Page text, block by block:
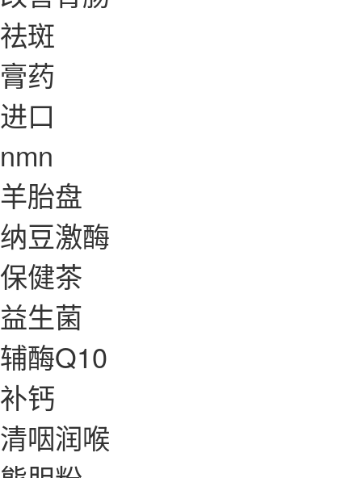
祛斑
膏药
进口
nmn
羊胎盘
纳豆激酶
保健茶
益生菌
辅酶Q10
补钙
清咽润喉